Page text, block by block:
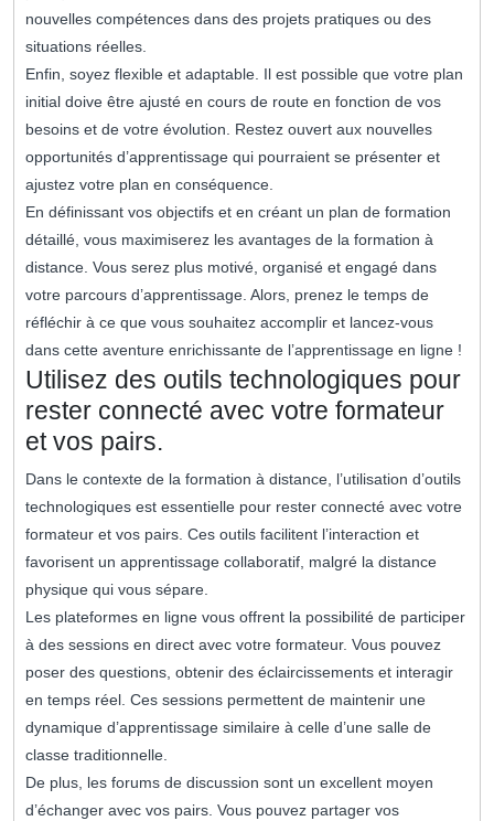
nouvelles compétences dans des projets pratiques ou des
situations réelles.
Enfin, soyez flexible et adaptable. Il est possible que votre plan
initial doive être ajusté en cours de route en fonction de vos
besoins et de votre évolution. Restez ouvert aux nouvelles
opportunités d’apprentissage qui pourraient se présenter et
ajustez votre plan en conséquence.
En définissant vos objectifs et en créant un plan de formation
détaillé, vous maximiserez les avantages de la formation à
distance. Vous serez plus motivé, organisé et engagé dans
votre parcours d’apprentissage. Alors, prenez le temps de
réfléchir à ce que vous souhaitez accomplir et lancez-vous
dans cette aventure enrichissante de l’apprentissage en ligne !
Utilisez des outils technologiques pour
rester connecté avec votre formateur
et vos pairs.
Dans le contexte de la formation à distance, l’utilisation d’outils
technologiques est essentielle pour rester connecté avec votre
formateur et vos pairs. Ces outils facilitent l’interaction et
favorisent un apprentissage collaboratif, malgré la distance
physique qui vous sépare.
Les plateformes en ligne vous offrent la possibilité de participer
à des sessions en direct avec votre formateur. Vous pouvez
poser des questions, obtenir des éclaircissements et interagir
en temps réel. Ces sessions permettent de maintenir une
dynamique d’apprentissage similaire à celle d’une salle de
classe traditionnelle.
De plus, les forums de discussion sont un excellent moyen
d’échanger avec vos pairs. Vous pouvez partager vos